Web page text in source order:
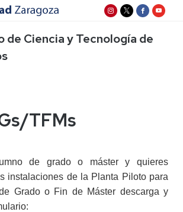
de Ciencia y Tecnología de
TFMs
de grado o máster y quieres
instalaciones de la Planta Piloto para
Grado o Fin de Máster descarga y